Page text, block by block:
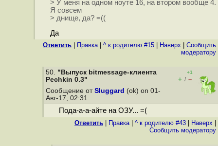
> У меня на одном ноуте 16, на втором вообще 4.
Я совсем
> днище, да? =((
Да
Ответить Правка| ^ к родителю #15 Наверх
Cообщить
модератору
50. "Выпуск bitmessage-клиента
Pechkin 0.3"
+1
+ / –
Сообщение от Sluggard (ok) on 01-
Авг-17, 02:31
Пода-а-а-айте на ОЗУ... =(
Ответить Правка| ^ к родителю #43 Наверх
Cообщить модератору